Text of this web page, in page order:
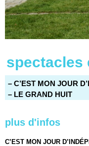
spectacles
– C’EST MON JOUR
– LE GRAND HUIT
plus d'infos
C’EST MON JOUR